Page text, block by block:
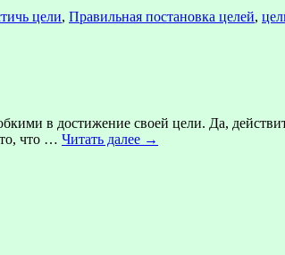
цели, Правильная постановка целей,
в достижение своей цели. Да,
что … Читать далее →